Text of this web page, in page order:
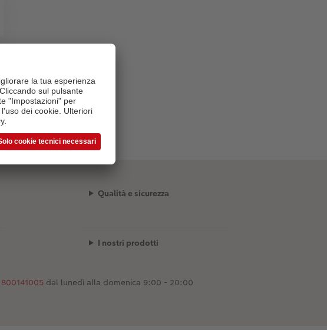
Qualità e sicurezza
I nostri prodotti
800141005 dal lunedì alla domenica 9:00 - 20:00